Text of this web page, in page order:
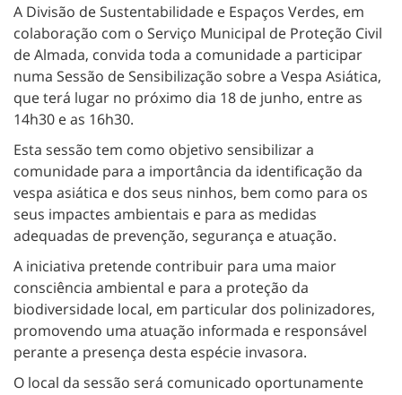
A Divisão de Sustentabilidade e Espaços Verdes, em
colaboração com o Serviço Municipal de Proteção Civil
de Almada, convida toda a comunidade a participar
numa Sessão de Sensibilização sobre a Vespa Asiática,
que terá lugar no próximo dia 18 de junho, entre as
14h30 e as 16h30.
Esta sessão tem como objetivo sensibilizar a
comunidade para a importância da identificação da
vespa asiática e dos seus ninhos, bem como para os
seus impactes ambientais e para as medidas
adequadas de prevenção, segurança e atuação.
A iniciativa pretende contribuir para uma maior
consciência ambiental e para a proteção da
biodiversidade local, em particular dos polinizadores,
promovendo uma atuação informada e responsável
perante a presença desta espécie invasora.
O local da sessão será comunicado oportunamente